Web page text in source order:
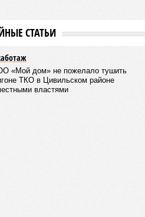
Республики. Кроме
в программу I и II
видов единоборств, которые
говорит о расширении
за пределами региона.